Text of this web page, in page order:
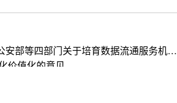
安部等四部门关于培育数据流通服务机构
价值化的意见